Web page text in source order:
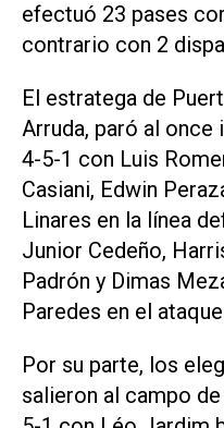
efectuó 23 pases
contrario con 2
El estratega de
Arruda, paró al
4-5-1 con Luis
Casiani, Edwin
Linares en la línea
Junior Cedeño,
Padrón y Dimas
Paredes en el
Por su parte, los
salieron al campo